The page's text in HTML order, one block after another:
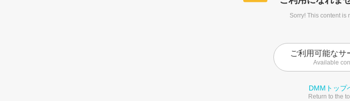
Sorry! This content is
ご利用可能なサ
Available
DMMトップ
Return to the